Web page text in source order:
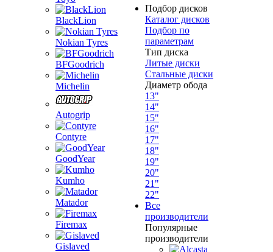
BlackLion
Nokian Tyres
BFGoodrich
Michelin
Autogrip
Contyre
GoodYear
Kumho
Matador
Firemax
Gislaved
Подбор дисков
Каталог дисков
Подбор по
параметрам
Тип диска
Литые диски
Стальные диски
Диаметр обода
13"
14"
15"
16"
17"
18"
19"
20"
21"
22"
Все
производители
Популярные
производители